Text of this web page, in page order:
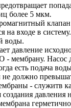
более 5 мкм.
на входе в
воды.
давление
- мембрану. Насос
есть подача
должно
- служитв
создания давления
герметично